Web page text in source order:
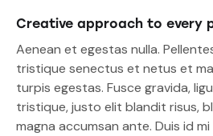
Creative approach to every
Aenean et egestas nulla.
tristique senectus et netus et
turpis egestas. Fusce gravida,
tristique, justo elit blandit risus,
magna accumsan ante. Duis id